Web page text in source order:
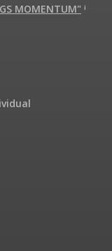
MOMENTUM" ¡